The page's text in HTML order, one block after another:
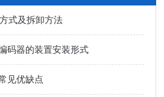
式及拆卸方法
码器的装置安装形式
见优缺点